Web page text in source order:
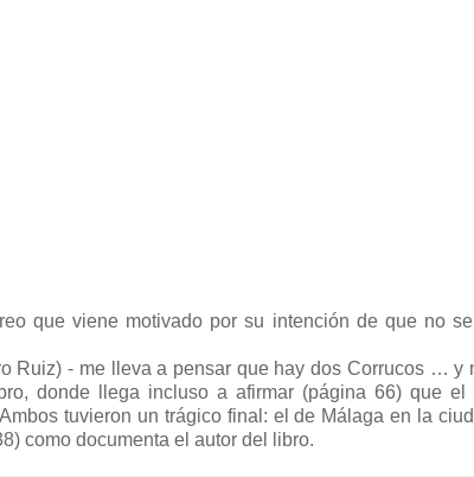
que viene motivado por su intención de que no
Ruiz) - me lleva a pensar que hay dos Corrucos … y
donde llega incluso a afirmar (página 66) que el
tuvieron un trágico final: el de Málaga en la
como documenta el autor del libro.